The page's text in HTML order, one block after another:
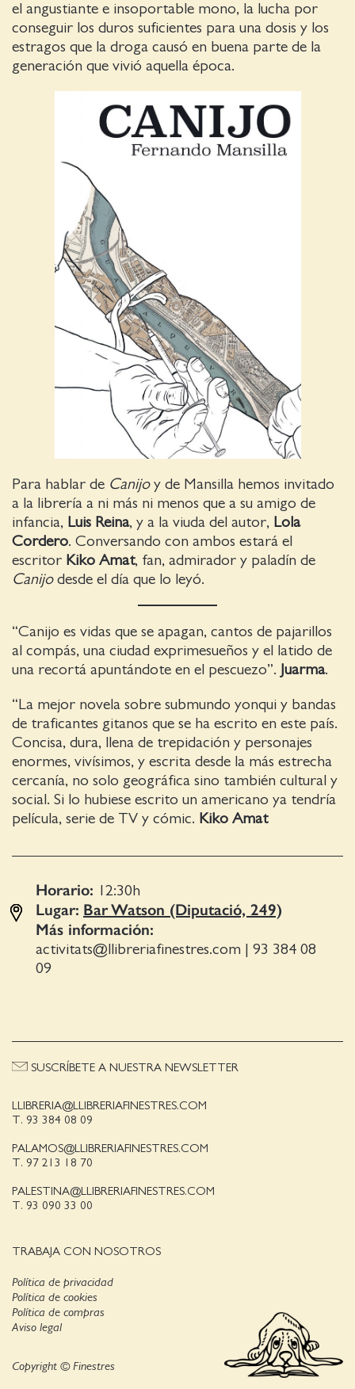
el angustiante e insoportable mono, la lucha por
conseguir los duros suficientes para una dosis y los
estragos que la droga causó en buena parte de la
generación que vivió aquella época.
Para hablar de Canijoy de Mansilla hemos invitado
a la librería a ni más ni menos que a su amigo de
infancia, Luis Reina, y a la viuda del autor, Lola
Cordero. Conversando con ambos estará el
escritor Kiko Amat, fan, admirador y paladín de
Canijodesde el día que lo leyó.
“Canijo es vidas que se apagan, cantos de pajarillos
al compás, una ciudad exprimesueños y el latido de
una recortá apuntándote en el pescuezo”. Juarma.
“La mejor novela sobre submundo yonqui y bandas
de traficantes gitanos que se ha escrito en este país.
Concisa, dura, llena de trepidación y personajes
enormes, vivísimos, y escrita desde la más estrecha
cercanía, no solo geográfica sino también cultural y
social. Si lo hubiese escrito un americano ya tendría
película, serie de TV y cómic. Kiko Amat
Horario: 12:30 h
Lugar: Bar Watson (Diputació, 249)
Más información:
activitats@llibreriafinestres.com
93 384 08
09
LLIBRERIA@LLIBRERIAFINESTRES.COM
T. 93 384 08 09
PALAMOS@LLIBRERIAFINESTRES.COM
T. 97 213 18 70
PALESTINA@LLIBRERIAFINESTRES.COM
T. 93 090 33 00
TRABAJA CON NOSOTROS
SUSCRÍBETE A NUESTRA NEWSLETTER
Política de privacidad
Política de cookies
Aviso legal
Política de compras
Copyright © Finestres